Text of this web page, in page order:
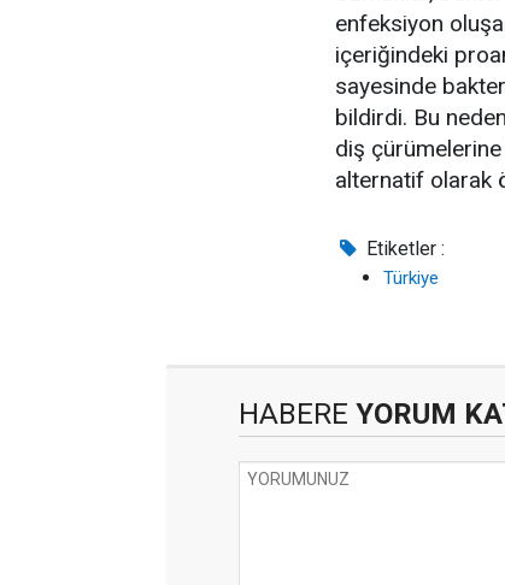
enfeksiyon
içeriğindeki
sayesinde
bildirdi. Bu
diş çürümelerine
alternatif olarak
Etiketler :
Türkiye
HABERE YORUM